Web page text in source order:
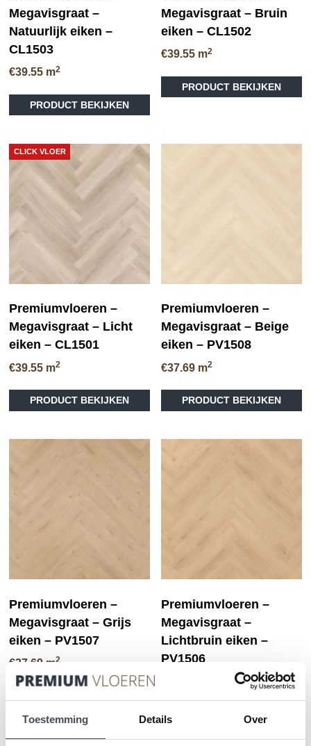
Toestemming Details Over
Megavisgraat –
Natuurlijk eiken –
CL1503
€39.55 m2
PRODUCT BEKIJKEN
Megavisgraat – Bruin
eiken – CL1502
€39.55 m2
PRODUCT BEKIJKEN
CLICK VLOER
Premiumvloeren –
Megavisgraat – Licht
eiken – CL1501
€39.55 m2
PRODUCT BEKIJKEN
Premiumvloeren –
Megavisgraat – Beige
eiken – PV1508
€37.69 m2
PRODUCT BEKIJKEN
Premiumvloeren –
Megavisgraat – Grijs
eiken – PV1507
€37.69 m2
Premiumvloeren –
Megavisgraat –
Lichtbruin eiken –
PV1506
PRODUCT BEKIJKEN